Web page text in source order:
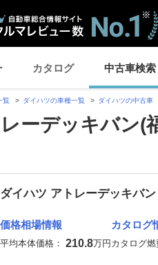
カタログ 中古車検索
覧 ダイハツの車種一覧 ダイハツの中古車
ーデッキバン(
ダイハツ アトレーデッキバ
価格相場情報
平均本体価格： 210.8万円
カタログ
カタログ燃